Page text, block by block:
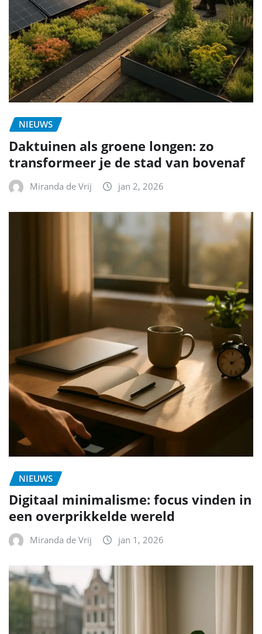
NIEUWS
Daktuinen als groene longen: zo
transformeer je de stad van bovenaf
Miranda de Vrij jan 2, 2026
NIEUWS
Digitaal minimalisme: focus vinden in
een overprikkelde wereld
Miranda de Vrij jan 1, 2026